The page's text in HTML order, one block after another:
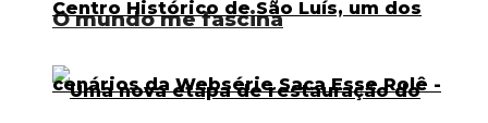
O mundo me fascina